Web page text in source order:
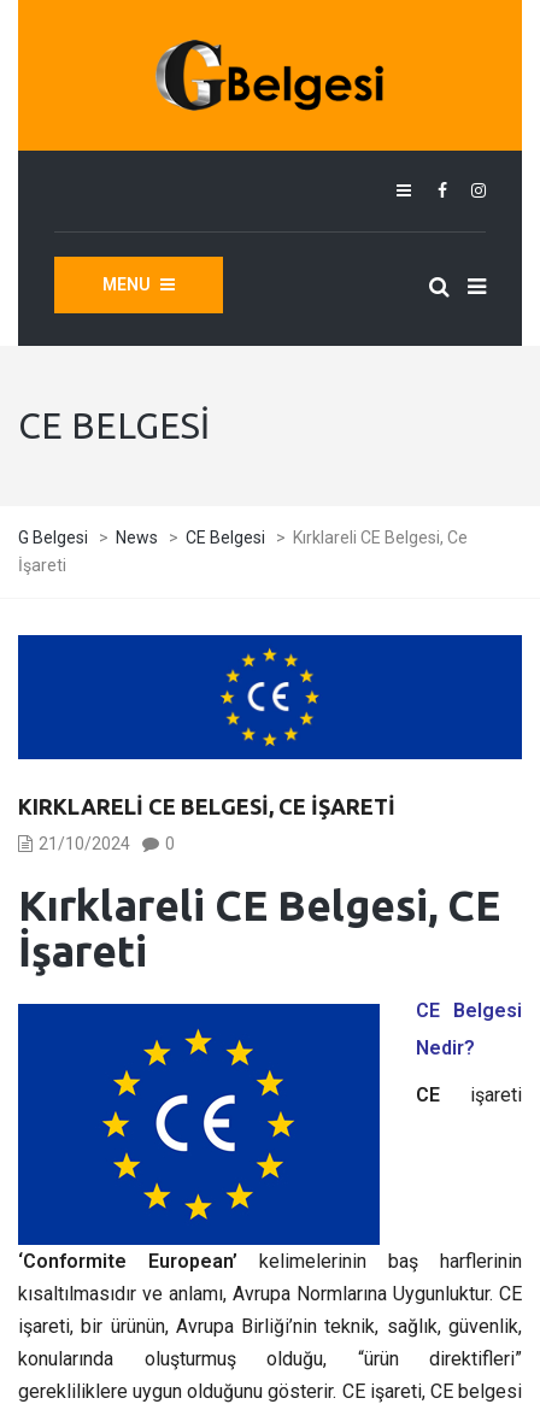
MENU
CE BELGESI
G Belgesi > News > CE Belgesi > Kırklareli CE Belgesi, Ce
İşareti
KIRKLARELI CE BELGESI, CE İŞARETI
21/10/2024 0
Kırklareli CE Belgesi, CE
İşareti
CE Belgesi
Nedir?
CE işareti
‘Conformite European’ kelimelerinin baş harflerinin
kısaltılmasıdır ve anlamı, Avrupa Normlarına Uygunluktur. CE
işareti, bir ürünün, Avrupa Birliği’nin teknik, sağlık, güvenlik,
konularında oluşturmuş olduğu, “ürün direktifleri”
gerekliliklere uygun olduğunu gösterir. CE işareti, CE belgesi